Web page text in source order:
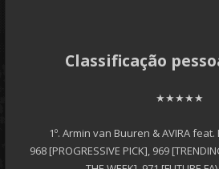
Classificação
★★★★★
1º. Armin van Buuren & AVIRA
968 [PROGRESSIVE PICK], 969